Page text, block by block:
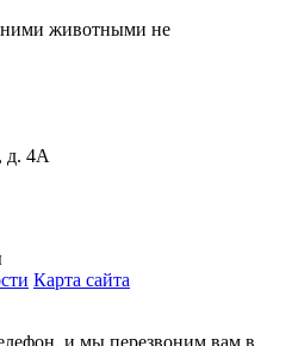
животными не
д. 4А
Карта сайта
и мы перезвоним вам в